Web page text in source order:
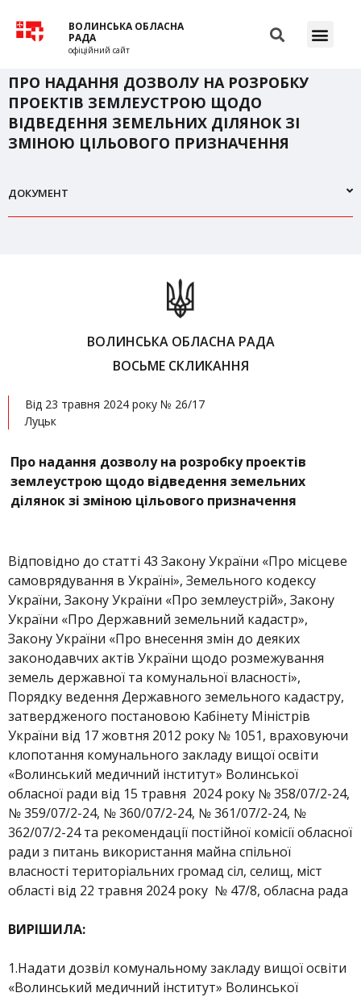
ВОЛИНСЬКА ОБЛАСНА
РАДА
офіційний сайт
ПРО НАДАННЯ ДОЗВОЛУ НА РОЗРОБКУ
ПРОЕКТІВ ЗЕМЛЕУСТРОЮ ЩОДО
ВІДВЕДЕННЯ ЗЕМЕЛЬНИХ ДІЛЯНОК ЗІ
ЗМІНОЮ ЦІЛЬОВОГО ПРИЗНАЧЕННЯ
ДОКУМЕНТ
ВОЛИНСЬКА ОБЛАСНА РАДА
ВОСЬМЕ СКЛИКАННЯ
Від 23 травня 2024 року № 26/17
Луцьк
Про надання дозволу на розробку проектів
землеустрою щодо відведення земельних
ділянок зі зміною цільового призначення
Відповідно до статті 43 Закону України «Про місцеве
самоврядування в Україні», Земельного кодексу
України, Закону України «Про землеустрій», Закону
України «Про Державний земельний кадастр»,
Закону України «Про внесення змін до деяких
законодавчих актів України щодо розмежування
земель державної та комунальної власності»,
Порядку ведення Державного земельного кадастру,
затвердженого постановою Кабінету Міністрів
України від 17 жовтня 2012 року № 1051, враховуючи
клопотання комунального закладу вищої освіти
«Волинський медичний інститут» Волинської
обласної ради від 15 травня 2024 року № 358/07/2-24,
№ 359/07/2-24, № 360/07/2-24, № 361/07/2-24, №
362/07/2-24 та рекомендації постійної комісії обласної
ради з питань використання майна спільної
власності територіальних громад сіл, селищ, міст
області від 22 травня 2024 року № 47/8, обласна рада
ВИРІШИЛА:
1.Надати дозвіл комунальному закладу вищої освіти
«Волинський медичний інститут» Волинської